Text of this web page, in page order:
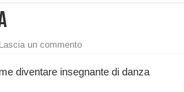
Lascia un commento